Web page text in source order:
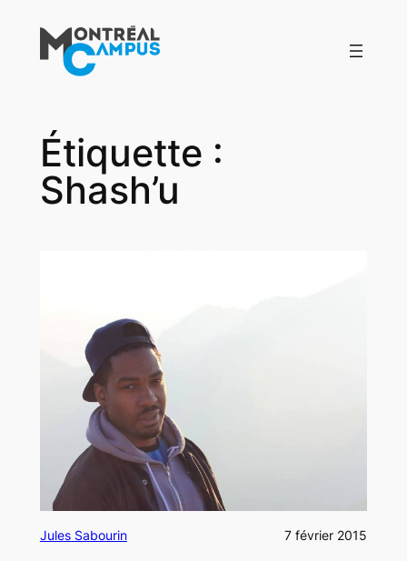
contenu
Étiquette :
Shash’u
Jules Sabourin 7 février 2015